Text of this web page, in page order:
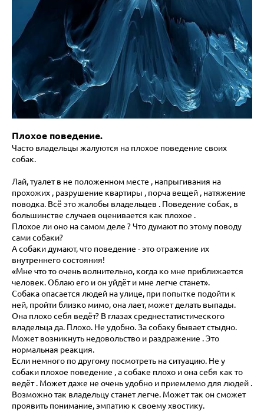
Плохое поведение.
Часто владельцы жалуются на плохое поведение своих
собак.
Лай, туалет в не положенном месте , напрыгивания на
прохожих , разрушение квартиры , порча вещей , натяжение
поводка. Всё это жалобы владельцев . Поведение собак, в
большинстве случаев оценивается как плохое .
Плохое ли оно на самом деле ? Что думают по этому поводу
сами собаки?
А собаки думают, что поведение - это отражение их
внутреннего состояния!
«Мне что то очень волнительно, когда ко мне приближается
человек. Облаю его и он уйдёт и мне легче станет».
Собака опасается людей на улице, при попытке подойти к
ней, пройти близко мимо, она лает, может делать выпады.
Она плохо себя ведёт? В глазах среднестатистического
владельца да. Плохо. Не удобно. За собаку бывает стыдно.
Может возникнуть недовольство и раздражение . Это
нормальная реакция.
Если немного по другому посмотреть на ситуацию. Не у
собаки плохое поведение , а собаке плохо и она себя как то
ведёт . Может даже не очень удобно и приемлемо для людей .
Возможно так владельцу станет легче. Может так он сможет
проявить понимание, эмпатию к своему хвостику.